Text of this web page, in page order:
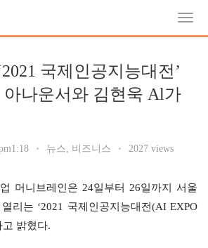
국제인공지능대전’
아나운서와 김현욱 Al가
• 뉴스, 비즈니스 • 2027 views
머니브레인은 24일부터 26일까지 서울
리는 ‘2021 국제인공지능대전(AI EXPO
고 밝혔다.